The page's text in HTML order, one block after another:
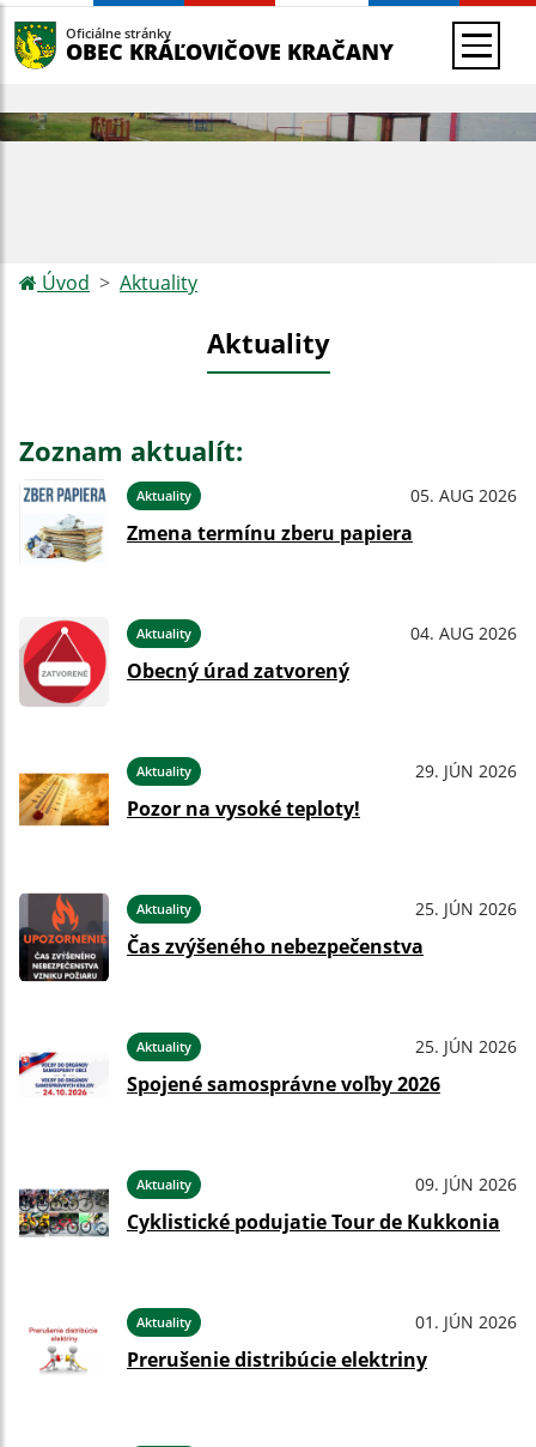
Oficiálne stránky
OBEC KRÁĽOVIČOVE KRAČANY
Úvod Aktuality
Aktuality
Zoznam aktualít:
Aktuality 05. AUG 2026
Zmena termínu zberu papiera
Aktuality 04. AUG 2026
Obecný úrad zatvorený
Aktuality 29. JÚN 2026
Pozor na vysoké teploty!
Aktuality 25. JÚN 2026
Čas zvýšeného nebezpečenstva
Aktuality 25. JÚN 2026
Spojené samosprávne voľby 2026
Aktuality 09. JÚN 2026
Cyklistické podujatie Tour de Kukkonia
Aktuality 01. JÚN 2026
Prerušenie distribúcie elektriny